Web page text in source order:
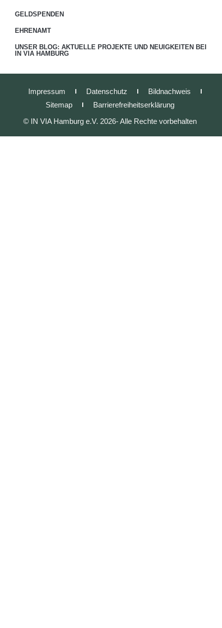
GELDSPENDEN
EHRENAMT
UNSER BLOG: AKTUELLE PROJEKTE UND NEUIGKEITEN BEI
IN VIA HAMBURG
Impressum Datenschutz
Bildnachweis
Sitemap
Barrierefreiheitserklärung
© IN VIA Hamburg e.V. 2026- Alle Rechte vorbehalten